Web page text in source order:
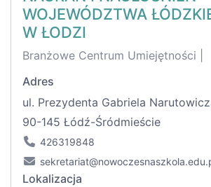
WOJEWÓDZTWA
W ŁODZI
Branżowe Centrum Umiejętności |
Adres
ul. Prezydenta Gabriela
90-145 Łódź-Śródmieście
426319848
Lokalizacja